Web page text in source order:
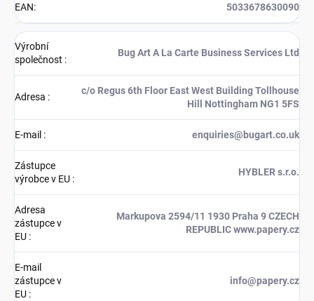
EAN: 5033678630090
Výrobní
společnost :
Bug Art A La Carte Business Services Ltd
Adresa :
c/o Regus 6th Floor East West Building Tollhouse
Hill Nottingham NG1 5FS
E-mail : enquiries@bugart.co.uk
Zástupce
výrobce v EU :
HYBLER s.r.o.
Adresa
zástupce v
EU :
Markupova 2594/11 1930 Praha 9 CZECH
REPUBLIC www.papery.cz
E-mail
zástupce v
EU :
info@papery.cz